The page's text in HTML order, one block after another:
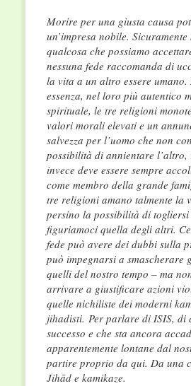
Morire per una giusta causa
un’impresa nobile.
qualcosa che possiamo
nessuna fede raccomanda di
la vita a un altro essere
essenza, nel loro più autentico
spirituale, le tre religioni
valori morali elevati e un
salvezza per l’uomo che non
possibilità di annientare
invece deve essere sempre
come membro della grande
tre religioni amano talmente la
persino la possibilità di
figuriamoci quella degli altri.
fede può avere dei dubbi sulla
può impegnarsi a smascherare
quelli del nostro tempo – ma
arrivare a giustificare azioni
quelle nichiliste dei moderni
jihadisti. Per parlare di ISIS, di
successo e che sta ancora
apparentemente lontane dal
partire proprio da qui. Da una
Jihād e kamikaze.